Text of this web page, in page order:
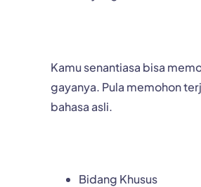
Kamu senantiasa bisa
gayanya. Pula memohon
bahasa asli.
Bidang Khusus